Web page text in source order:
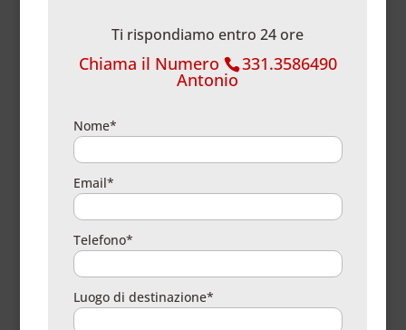
Ti rispondiamo entro 24 ore
Chiama il Numero 331.3586490
Antonio
Nome*
Email*
Telefono*
Luogo di destinazione*